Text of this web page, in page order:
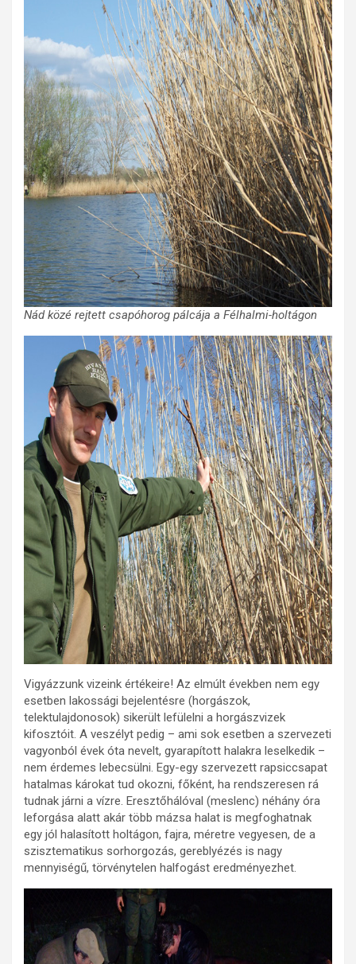
Nád közé rejtett csapóhorog pálcája a Félhalmi-holtágon
Vigyázzunk vizeink értékeire! Az elmúlt években nem egy
esetben lakossági bejelentésre (horgászok,
telektulajdonosok) sikerült lefülelni a horgászvizek
kifosztóit. A veszélyt pedig – ami sok esetben a szervezeti
vagyonból évek óta nevelt, gyarapított halakra leselkedik –
nem érdemes lebecsülni. Egy-egy szervezett rapsiccsapat
hatalmas károkat tud okozni, főként, ha rendszeresen rá
tudnak járni a vízre. Eresztőhálóval (meslenc) néhány óra
leforgása alatt akár több mázsa halat is megfoghatnak
egy jól halasított holtágon, fajra, méretre vegyesen, de a
szisztematikus sorhorgozás, gereblyézés is nagy
mennyiségű, törvénytelen halfogást eredményezhet.